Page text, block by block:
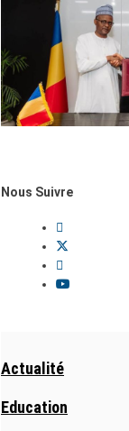
Nous Suivre
Actualité
Education